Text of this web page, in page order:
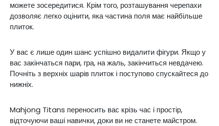
можете зосередитися. Крім того, розташування черепахи
дозволяє легко оцінити, яка частина поля має найбільше
плиток.
У вас є лише один шанс успішно видалити фігури. Якщо у
вас закінчаться пари, гра, на жаль, закінчиться невдачею.
Почніть з верхніх шарів плиток і поступово спускайтеся до
нижніх.
Mahjong Titans переносить вас крізь час і простір,
відточуючи ваші навички, доки ви не станете майстром.